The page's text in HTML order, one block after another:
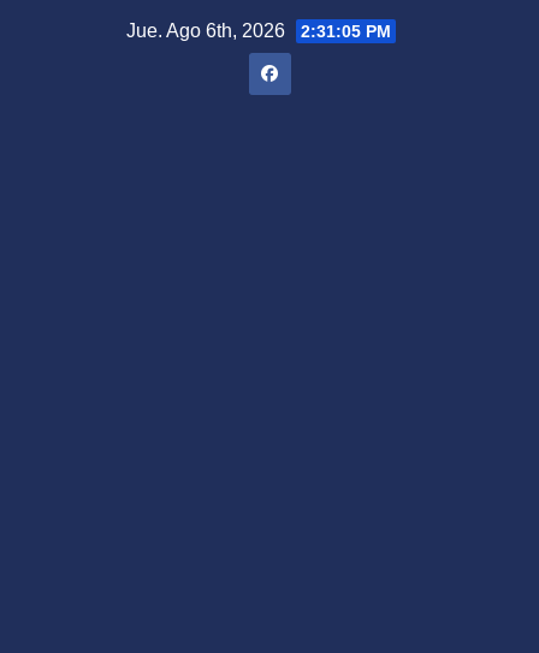
Jue. Ago 6th, 2026 2:31:06 PM